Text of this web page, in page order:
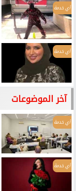
أي خدمة
أي خدمة
آخر الموضوعات
أي خدمة
أي خدمة